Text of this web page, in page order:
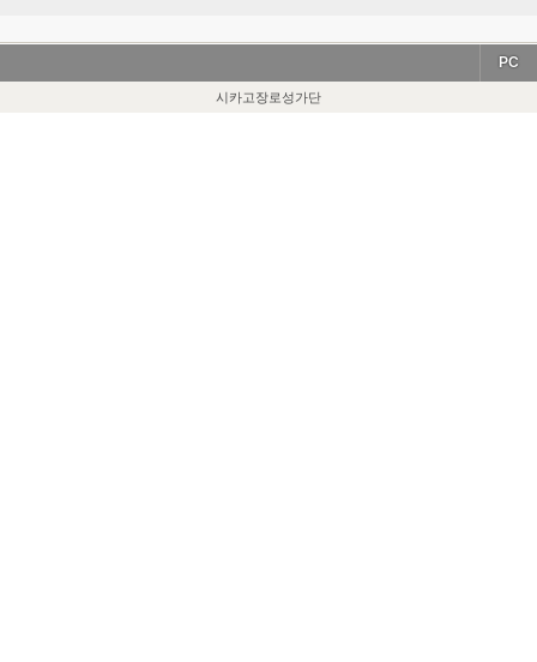
PC
시카고장로성가단